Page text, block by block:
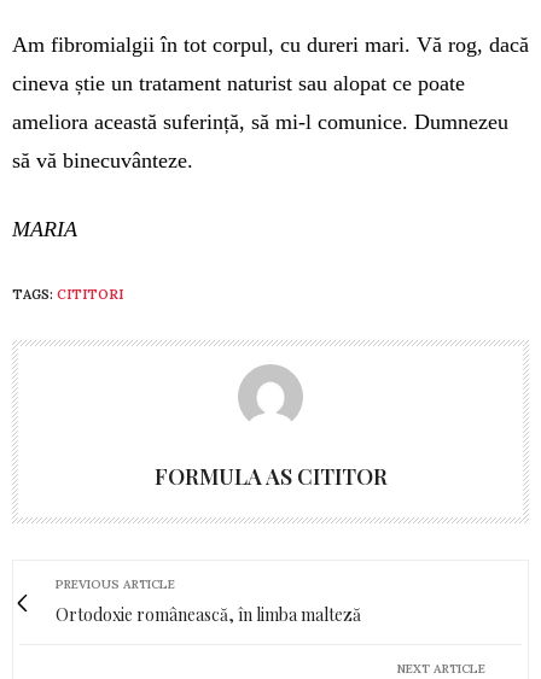
Am fibromialgii în tot corpul, cu dureri mari. Vă rog, dacă
cineva știe un tratament naturist sau alopat ce poate
ameliora această suferință, să mi-l comunice. Dumnezeu
să vă binecuvânteze.
MARIA
TAGS: CITITORI
FORMULA AS CITITOR
PREVIOUS ARTICLE
Ortodoxie românească, în limba malteză
NEXT ARTICLE